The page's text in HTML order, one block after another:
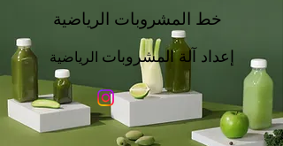
خط المشروبات الرياضية
إعداد آلة المشروبات الرياضية